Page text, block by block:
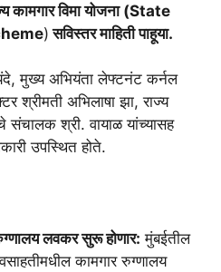
कामगार विमा योजना (State
) सविस्तर माहिती पाहूया.
मुख्य अभियंता लेफ्टनंट कर्नल
श्रीमती अभिलाषा झा, राज्य
संचालक श्री. वायाळ यांच्यासह
उपस्थित होते.
लवकर सुरू होणार: मुंबईतील
कामगार रुग्णालय